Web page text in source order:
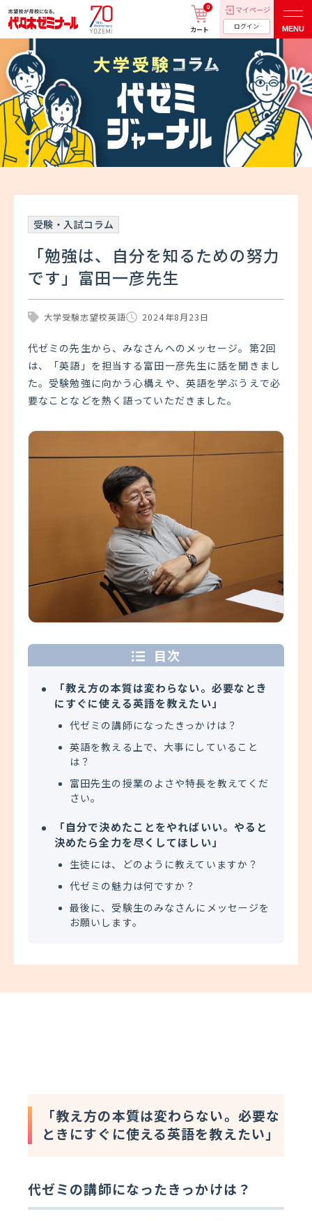
カート
0 マイページ
ログイン MENU
受験・入試コラム
「勉強は、自分を知るための努力
です」富田一彦先生
大学受験志望校英語 2024年8月23日
代ゼミの先生から、みなさんへのメッセージ。第2回
は、「英語」を担当する富田一彦先生に話を聞きまし
た。受験勉強に向かう心構えや、英語を学ぶうえで必
要なことなどを熱く語っていただきました。
目次
「教え方の本質は変わらない。必要なとき
にすぐに使える英語を教えたい」
代ゼミの講師になったきっかけは？
英語を教える上で、大事にしていること
は？
富田先生の授業のよさや特長を教えてくだ
さい。
「自分で決めたことをやればいい。やると
決めたら全力を尽くしてほしい」
生徒には、どのように教えていますか？
代ゼミの魅力は何ですか？
最後に、受験生のみなさんにメッセージを
お願いします。
「教え方の本質は変わらない。必要な
ときにすぐに使える英語を教えたい」
代ゼミの講師になったきっかけは？